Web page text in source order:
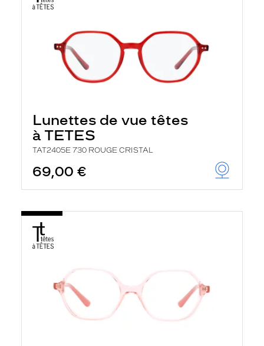
Lunettes de vue têtes
à TETES
TAT2405E 730 ROUGE CRISTAL
69,00 €